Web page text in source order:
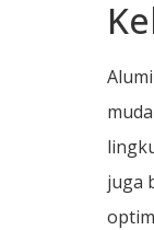
juga